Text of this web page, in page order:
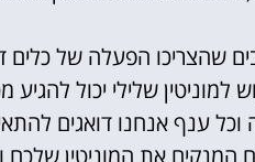
שהצריכו הפעלה של כלים
למוניטין שלילי יכול
וכל ענף אנחנו דואגים
את המוניטין שלכם